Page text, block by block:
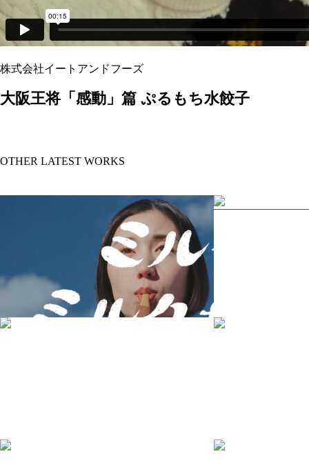
株式会社イートアンドフーズ
大阪王将「感動」篇 ぷるもち水餃子
OTHER LATEST WORKS